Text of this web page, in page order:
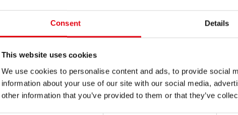
Consent Details
This website uses cookies
We use cookies to personalise content and ads, to provide social
information about your use of our site with our social media,
other information that you’ve provided to them or that they’ve
gli impianti di
azienda
in Norvegia
dell’utilizzo dei prodotti della
Metalliche è stato possibile
di riscaldamento
Centro Sportivo in
per l’impianto di
Un importante Centro Sportivo di
utilizzato prodotti della gamma